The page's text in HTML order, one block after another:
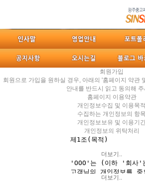
회원가입
회원으로 가입을 원하실 경우, 아래의 '홈페이지 약관
안내를 반드시 읽고 동의 해
홈페이지 이용약관
개인정보수집 및 이용목적
수집하는 개인정보의 항목
개인정보보유 및 이용기
개인정보의 위탁처리
더보기..
더보기..